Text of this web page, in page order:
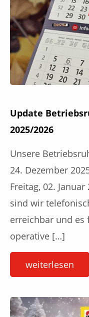
Update
2025/2026
Unsere
24. Dezember
Freitag, 02.
sind wir
erreichbar und es
operative […]
weiterlesen